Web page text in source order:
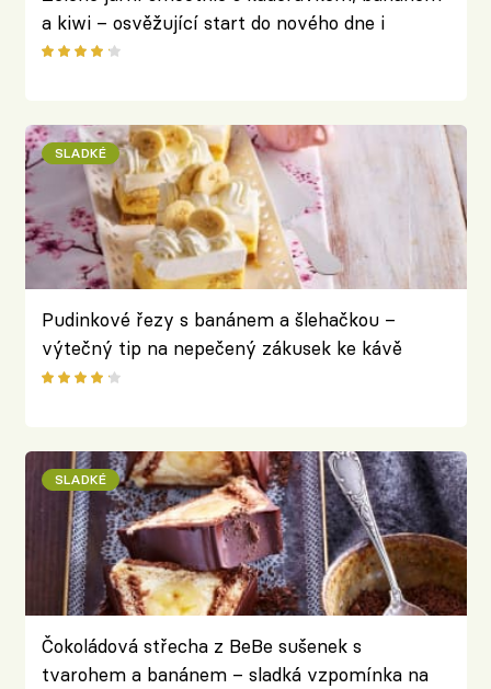
a kiwi – osvěžující start do nového dne i
ročního období
SLADKÉ
Pudinkové řezy s banánem a šlehačkou –
výtečný tip na nepečený zákusek ke kávě
SLADKÉ
Čokoládová střecha z BeBe sušenek s
tvarohem a banánem – sladká vzpomínka na